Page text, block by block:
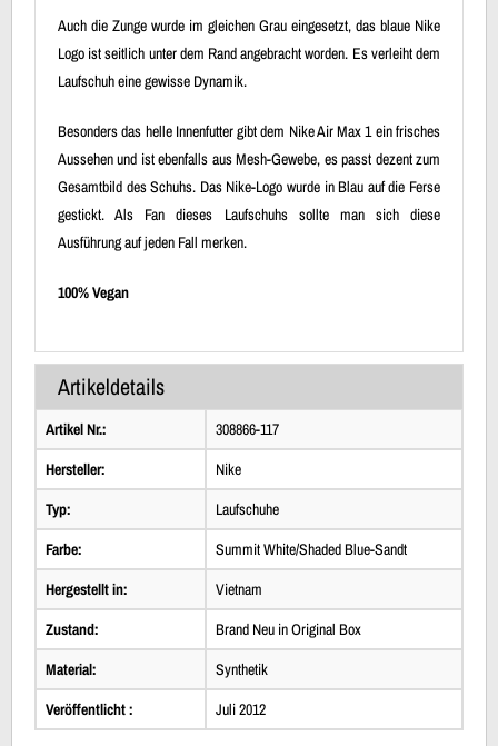
Auch die Zunge wurde im gleichen Grau eingesetzt, das blaue Nike
Logo ist seitlich unter dem Rand angebracht worden. Es verleiht dem
Laufschuh eine gewisse Dynamik.
Besonders das helle Innenfutter gibt dem Nike Air Max 1 ein frisches
Aussehen und ist ebenfalls aus Mesh-Gewebe, es passt dezent zum
Gesamtbild des Schuhs. Das Nike-Logo wurde in Blau auf die Ferse
gestickt. Als Fan dieses Laufschuhs sollte man sich diese
Ausführung auf jeden Fall merken.
100% Vegan
Artikeldetails
Artikel Nr.:
308866-117
Hersteller:
Nike
Typ:
Laufschuhe
Farbe:
Summit White/Shaded Blue-Sandt
Hergestellt in:
Vietnam
Zustand:
Brand Neu in Original Box
Material:
Synthetik
Veröffentlicht :
Juli 2012